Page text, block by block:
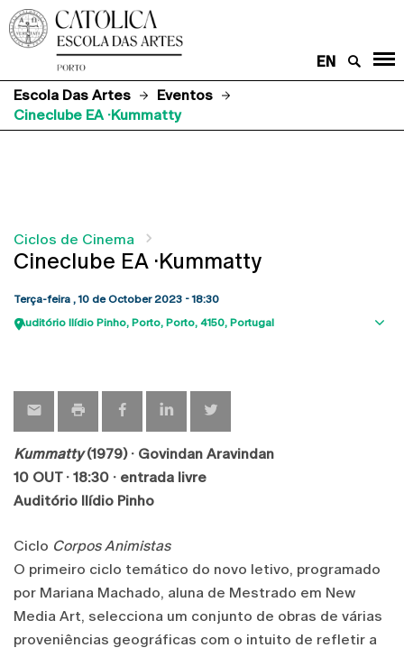
EN
Escola Das Artes
Eventos
Cineclube EA ·Kummatty
Ciclos de Cinema
Cineclube EA ·Kummatty
Terça-feira , 10 de October 2023 - 18:30
Auditório Ilídio Pinho Porto Porto 4150 Portugal
Kummatty(1979) · Govindan Aravindan
10 OUT · 18:30 · entrada livre
Auditório Ilídio Pinho
Ciclo Corpos Animistas
O primeiro ciclo temático do novo letivo, programado
por Mariana Machado, aluna de Mestrado em New
Media Art, selecciona um conjunto de obras de várias
proveniências geográficas com o intuito de refletir a